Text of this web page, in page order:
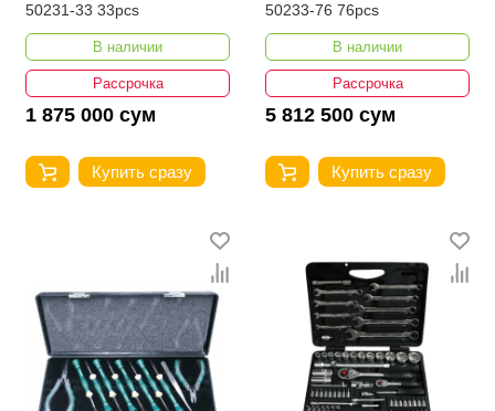
50231-33 33pcs
В наличии
Рассрочка
1 875 000 сум
Купить сразу
50233-76 76pcs
В наличии
Рассрочка
5 812 500 сум
Купить сразу